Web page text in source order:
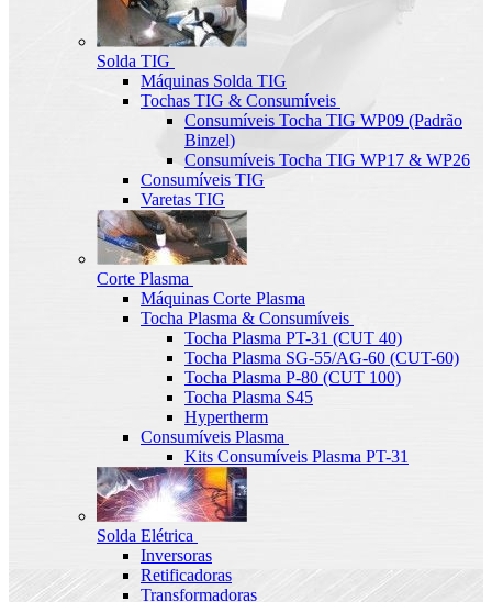
Solda TIG
Máquinas Solda TIG
Tochas TIG & Consumíveis
Consumíveis Tocha TIG WP09 (Padrão
Binzel)
Consumíveis Tocha TIG WP17 & WP26
Consumíveis TIG
Varetas TIG
Corte Plasma
Máquinas Corte Plasma
Tocha Plasma & Consumíveis
Tocha Plasma PT-31 (CUT 40)
Tocha Plasma SG-55/AG-60 (CUT-60)
Tocha Plasma P-80 (CUT 100)
Tocha Plasma S45
Hypertherm
Consumíveis Plasma
Kits Consumíveis Plasma PT-31
Solda Elétrica
Inversoras
Retificadoras
Transformadoras